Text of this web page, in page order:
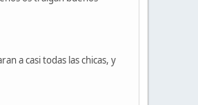
a casi todas las chicas, y